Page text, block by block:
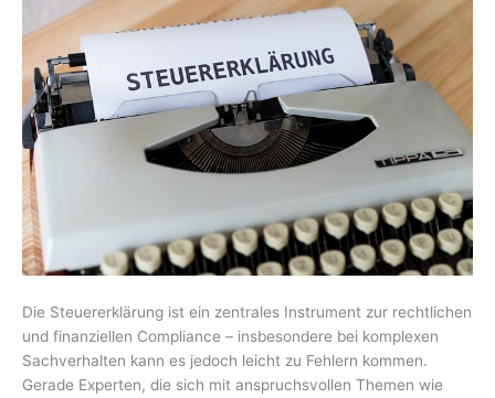
Die Steuererklärung ist ein zentrales Instrument zur rechtlichen
und finanziellen Compliance – insbesondere bei komplexen
Sachverhalten kann es jedoch leicht zu Fehlern kommen.
Gerade Experten, die sich mit anspruchsvollen Themen wie